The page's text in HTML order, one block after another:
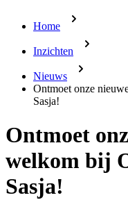
Home
Inzichten
Nieuws
Ontmoet onze
Sasja!
Ontmoet
welkom bij
Sasja!